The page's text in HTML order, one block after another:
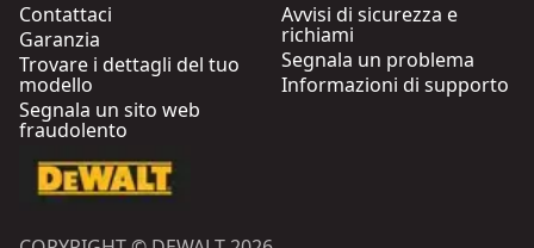
Contattaci
Garanzia
Trovare i dettagli del tuo
modello
Segnala un sito web
fraudolento
Avvisi di sicurezza e
richiami
Segnala un problema
Informazioni di supporto